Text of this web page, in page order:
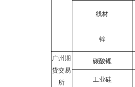
线材
锌
广州期
货交易
所
碳酸锂
工业硅